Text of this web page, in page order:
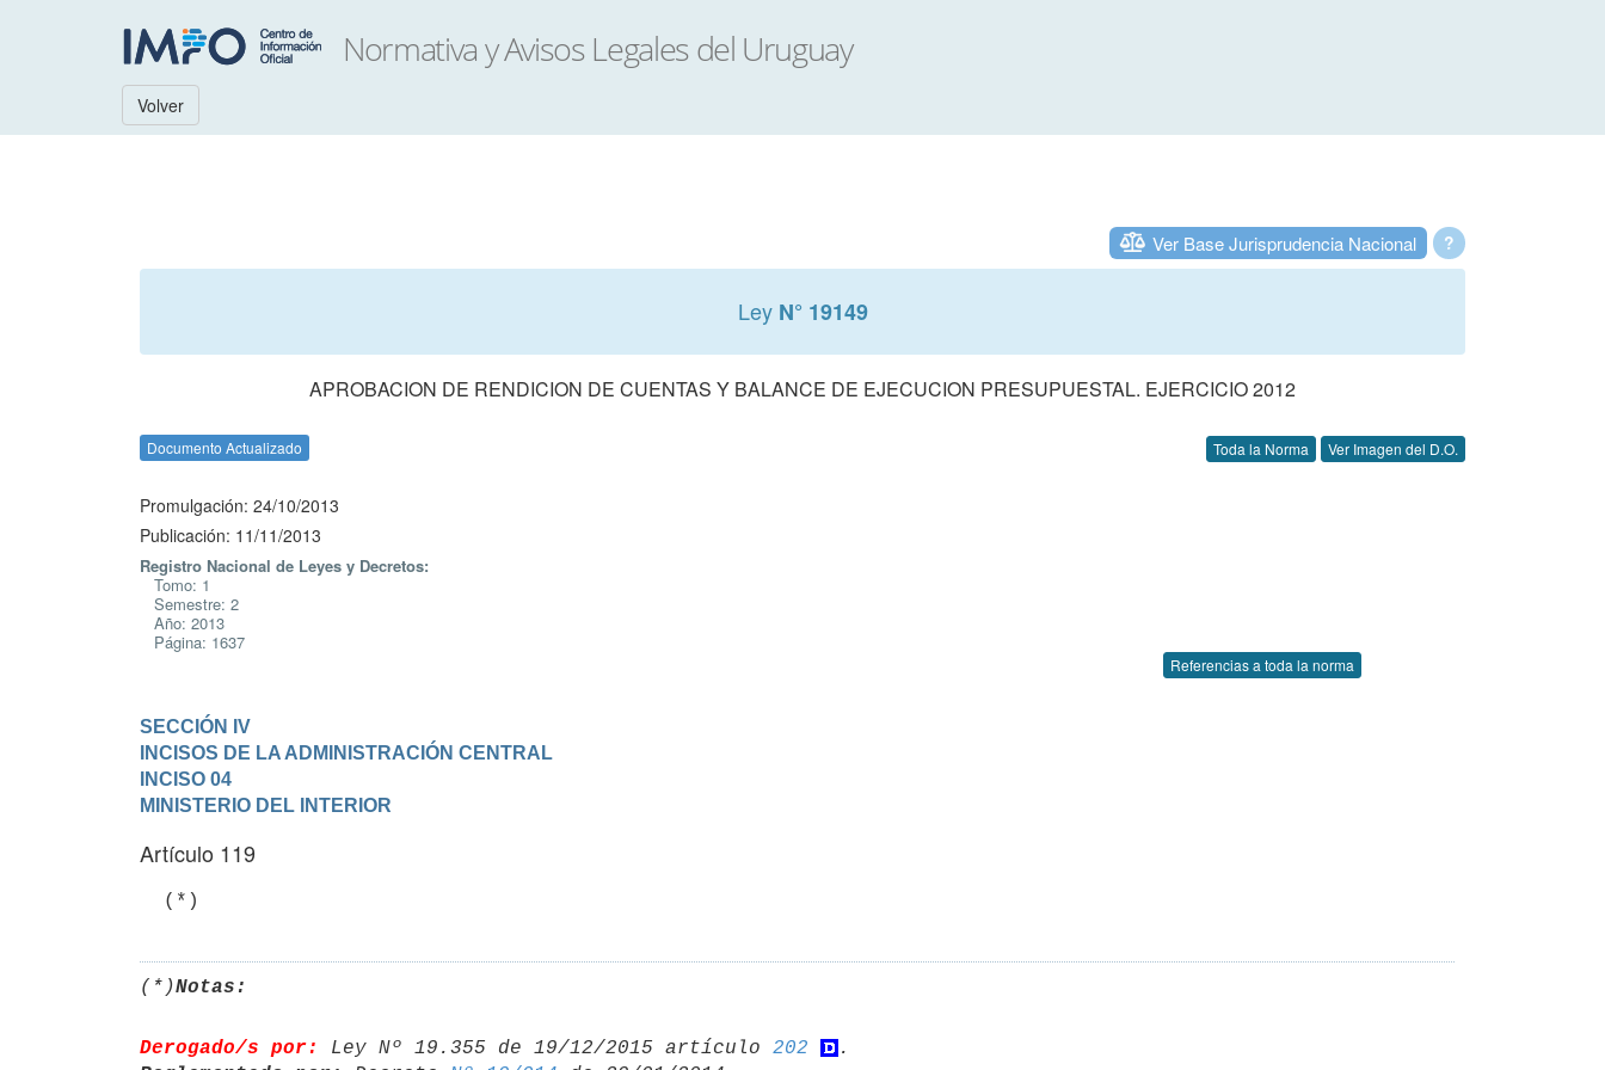
Volver
?
Ver Base Jurisprudencia Nacional
Ley N° 19149
APROBACION DE RENDICION DE CUENTAS Y BALANCE DE EJECUCION PRESUPUESTAL. EJERCICIO 2012
Documento Actualizado Toda la Norma Ver Imagen del D.O.
Promulgación: 24/10/2013
Publicación: 11/11/2013
Registro Nacional de Leyes y Decretos:
Tomo: 1
Semestre: 2
Año: 2013
Página: 1637
Referencias a toda la norma
SECCIÓN IV
INCISOS DE LA ADMINISTRACIÓN CENTRAL
INCISO 04
MINISTERIO DEL INTERIOR
Artículo 119
  (*)
(*)Notas:
Derogado/s por: Ley Nº 19.355 de 19/12/2015 artículo 202